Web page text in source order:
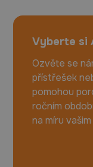
Vyberte si
Ozvěte se
přístřešek
pomohou
ročním
na míru